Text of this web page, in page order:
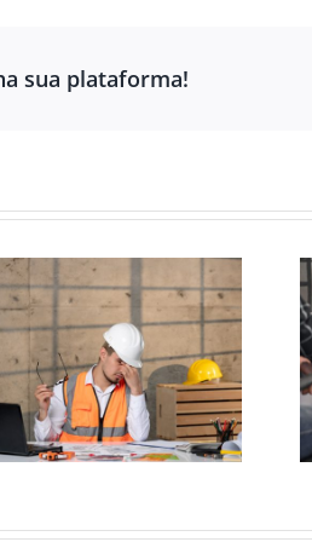
sua plataforma!
APOSENTADORIA
DA PESSOA COM
DEFICIÊNCIA: UM
DIREITO QUE
MUITOS AINDA
DESCONHECEM